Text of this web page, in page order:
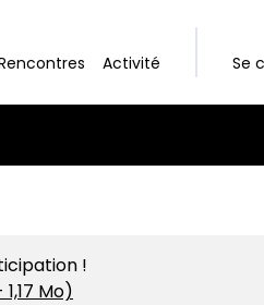
Rencontres Activité
!
Mo)